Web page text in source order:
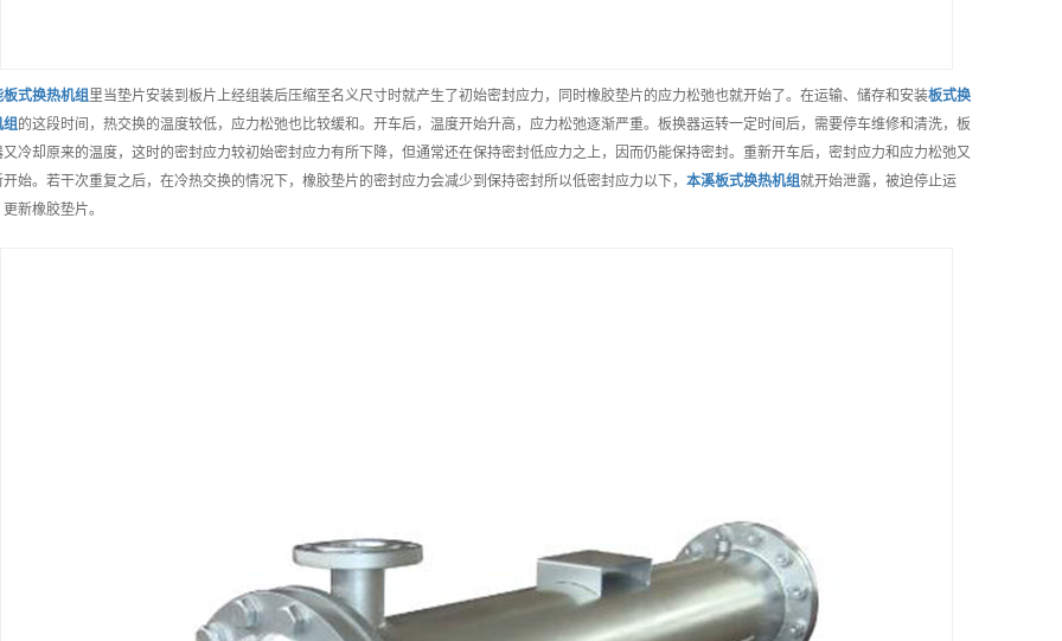
板式换热机组里当垫片安装到板片上经组装后压缩至名义尺寸时就产生了初始密封应力，同时橡胶垫片的应力松弛也就开始了。在运输、储存和安装板式换
组的这段时间，热交换的温度较低，应力松弛也比较缓和。开车后，温度开始升高，应力松弛逐渐严重。板换器运转一定时间后，需要停车维修和清洗，板
又冷却原来的温度，这时的密封应力较初始密封应力有所下降，但通常还在保持密封低应力之上，因而仍能保持密封。重新开车后，密封应力和应力松弛又
开始。若干次重复之后，在冷热交换的情况下，橡胶垫片的密封应力会减少到保持密封所以低密封应力以下， 本溪板式换热机组就开始泄露，被迫停止运
新橡胶垫片。